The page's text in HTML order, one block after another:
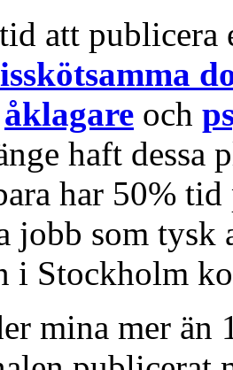
att publicera
åklagare och
haft dessa
har 50%
jobb som tysk
i Stockholm
mina mer